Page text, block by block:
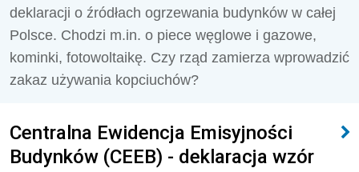
deklaracji o źródłach ogrzewania budynków w całej
Polsce. Chodzi m.in. o piece węglowe i gazowe,
kominki, fotowoltaikę. Czy rząd zamierza wprowadzić
zakaz używania kopciuchów?
Centralna Ewidencja Emisyjności
Budynków (CEEB) - deklaracja wzór